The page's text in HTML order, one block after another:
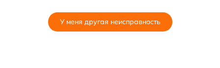
У меня другая неисправность